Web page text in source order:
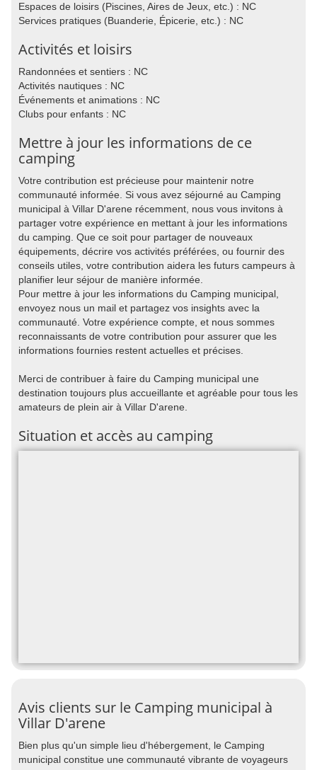
Espaces de loisirs (Piscines, Aires de Jeux, etc.) : NC
Services pratiques (Buanderie, Épicerie, etc.) : NC
Activités et loisirs
Randonnées et sentiers : NC
Activités nautiques : NC
Événements et animations : NC
Clubs pour enfants : NC
Mettre à jour les informations de ce
camping
Votre contribution est précieuse pour maintenir notre
communauté informée. Si vous avez séjourné au Camping
municipal à Villar D'arene récemment, nous vous invitons à
partager votre expérience en mettant à jour les informations
du camping. Que ce soit pour partager de nouveaux
équipements, décrire vos activités préférées, ou fournir des
conseils utiles, votre contribution aidera les futurs campeurs à
planifier leur séjour de manière informée.
Pour mettre à jour les informations du Camping municipal,
envoyez nous un mail et partagez vos insights avec la
communauté. Votre expérience compte, et nous sommes
reconnaissants de votre contribution pour assurer que les
informations fournies restent actuelles et précises.
Merci de contribuer à faire du Camping municipal une
destination toujours plus accueillante et agréable pour tous les
amateurs de plein air à Villar D'arene.
Situation et accès au camping
Avis clients sur le Camping municipal à
Villar D'arene
Bien plus qu'un simple lieu d'hébergement, le Camping
municipal constitue une communauté vibrante de voyageurs